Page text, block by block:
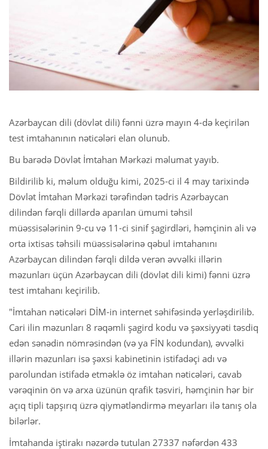
Azərbaycan dili (dövlət dili) fənni üzrə mayın 4-də keçirilən
test imtahanının nəticələri elan olunub.
Bu barədə Dövlət İmtahan Mərkəzi məlumat yayıb.
Bildirilib ki, məlum olduğu kimi, 2025-ci il 4 may tarixində
Dövlət İmtahan Mərkəzi tərəfindən tədris Azərbaycan
dilindən fərqli dillərdə aparılan ümumi təhsil
müəssisələrinin 9-cu və 11-ci sinif şagirdləri, həmçinin ali və
orta ixtisas təhsili müəssisələrinə qəbul imtahanını
Azərbaycan dilindən fərqli dildə verən əvvəlki illərin
məzunları üçün Azərbaycan dili (dövlət dili kimi) fənni üzrə
test imtahanı keçirilib.
"İmtahan nəticələri DİM-in internet səhifəsində yerləşdirilib.
Cari ilin məzunları 8 rəqəmli şagird kodu və şəxsiyyəti təsdiq
edən sənədin nömrəsindən (və ya FİN kodundan), əvvəlki
illərin məzunları isə şəxsi kabinetinin istifadəçi adı və
parolundan istifadə etməklə öz imtahan nəticələri, cavab
vərəqinin ön və arxa üzünün qrafik təsviri, həmçinin hər bir
açıq tipli tapşırıq üzrə qiymətləndirmə meyarları ilə tanış ola
bilərlər.
İmtahanda iştirakı nəzərdə tutulan 27337 nəfərdən 433